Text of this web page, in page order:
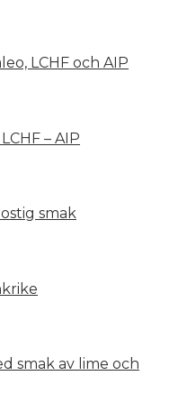
LCHF och AIP
– AIP
smak
smak av lime och